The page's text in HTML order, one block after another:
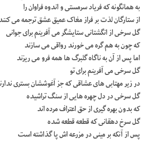
به همانگونه که فریاد سرمستی و اندوه فراوان را
از ستارگان لذت بر فراز مغاک عمیق عشق ترجمه می
گل سرخی از انگشتانی ستایشگر می آفرینم برای جوانی
که چون به هم گره می خورند رواقی می سازند
اما پس از آن به ناگاه گلبرگ ها همه فرو می ریزند
گل سرخی می آفرینم برای تو
در زیر مهتابی های عشاقی که جز آغوششان بستری
گل سرخی در دل چهره هایی از سنگ تراشیده
که بدون بهره گیری از حق اعتراف مرده اند
گل سرخ دهقانی که قطعه قطعه شده
پس از آنکه بر مینی در مزرعه اش پا گذاشته است